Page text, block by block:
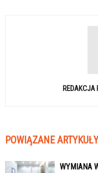
REDAKCJA
POWIĄZANE ARTYKUŁY
WYMIANA